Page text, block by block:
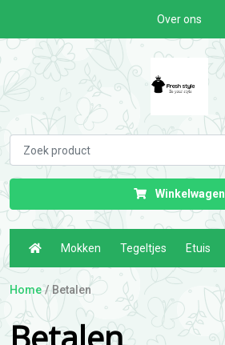
Over ons
Winkelwagen
Mokken Tegeltjes Etuis
Home Betalen